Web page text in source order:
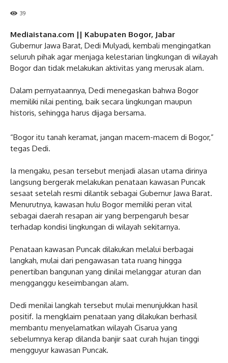
39
Mediaistana.com || Kabupaten Bogor, Jabar
‎Gubernur Jawa Barat, Dedi Mulyadi, kembali mengingatkan
seluruh pihak agar menjaga kelestarian lingkungan di wilayah
Bogor dan tidak melakukan aktivitas yang merusak alam.
‎Dalam pernyataannya, Dedi menegaskan bahwa Bogor
memiliki nilai penting, baik secara lingkungan maupun
historis, sehingga harus dijaga bersama.
‎“Bogor itu tanah keramat, jangan macem-macem di Bogor,”
tegas Dedi.
‎Ia mengaku, pesan tersebut menjadi alasan utama dirinya
langsung bergerak melakukan penataan kawasan Puncak
sesaat setelah resmi dilantik sebagai Gubernur Jawa Barat.
Menurutnya, kawasan hulu Bogor memiliki peran vital
sebagai daerah resapan air yang berpengaruh besar
terhadap kondisi lingkungan di wilayah sekitarnya.
‎Penataan kawasan Puncak dilakukan melalui berbagai
langkah, mulai dari pengawasan tata ruang hingga
penertiban bangunan yang dinilai melanggar aturan dan
mengganggu keseimbangan alam.
‎Dedi menilai langkah tersebut mulai menunjukkan hasil
positif. Ia mengklaim penataan yang dilakukan berhasil
membantu menyelamatkan wilayah Cisarua yang
sebelumnya kerap dilanda banjir saat curah hujan tinggi
mengguyur kawasan Puncak.